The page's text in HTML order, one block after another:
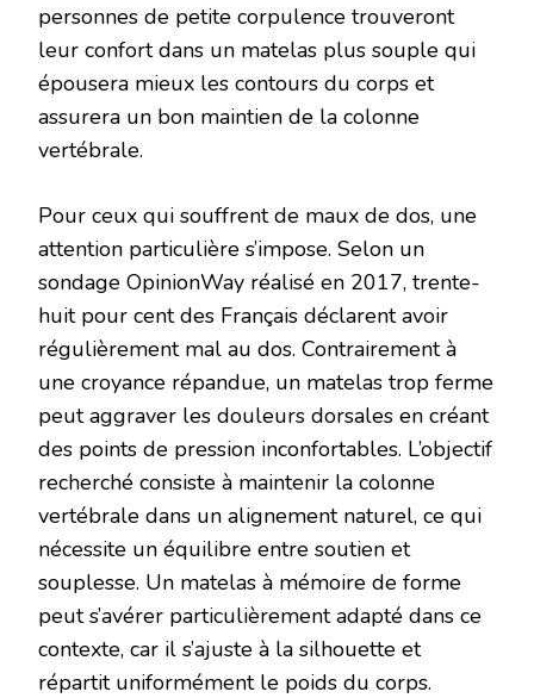
personnes de petite corpulence trouveront
leur confort dans un matelas plus souple qui
épousera mieux les contours du corps et
assurera un bon maintien de la colonne
vertébrale.
Pour ceux qui souffrent de maux de dos, une
attention particulière s’impose. Selon un
sondage OpinionWay réalisé en 2017, trente-
huit pour cent des Français déclarent avoir
régulièrement mal au dos. Contrairement à
une croyance répandue, un matelas trop ferme
peut aggraver les douleurs dorsales en créant
des points de pression inconfortables. L’objectif
recherché consiste à maintenir la colonne
vertébrale dans un alignement naturel, ce qui
nécessite un équilibre entre soutien et
souplesse. Un matelas à mémoire de forme
peut s’avérer particulièrement adapté dans ce
contexte, car il s’ajuste à la silhouette et
répartit uniformément le poids du corps.